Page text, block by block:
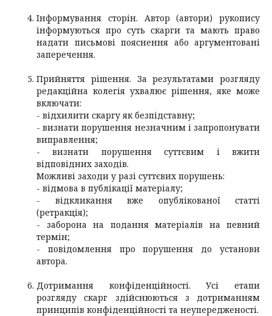
Інформування сторін. Автор (автори) рукопису
інформуються про суть скарги та мають право
надати письмові пояснення або аргументовані
заперечення.
Прийняття рішення. За результатами розгляду
редакційна колегія ухвалює рішення, яке може
включати:
- відхилити скаргу як безпідставну;
- визнати порушення незначним і запропонувати
виправлення;
- визнати порушення суттєвим і вжити
відповідних заходів.
Можливі заходи у разі суттєвих порушень:
- відмова в публікації матеріалу;
- відкликання вже опублікованої статті
(ретракція);
- заборона на подання матеріалів на певний
термін;
- повідомлення про порушення до установи
автора.
Дотримання конфіденційності. Усі етапи
розгляду скарг здійснюються з дотриманням
принципів конфіденційності та неупередженості.